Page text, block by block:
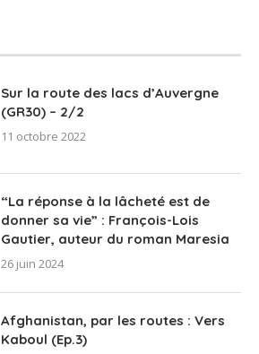
Sur la route des lacs d’Auvergne
(GR30) – 2/2
11 octobre 2022
“La réponse à la lâcheté est de
donner sa vie” : François-Lois
Gautier, auteur du roman Maresia
26 juin 2024
Afghanistan, par les routes : Vers
Kaboul (Ep.3)